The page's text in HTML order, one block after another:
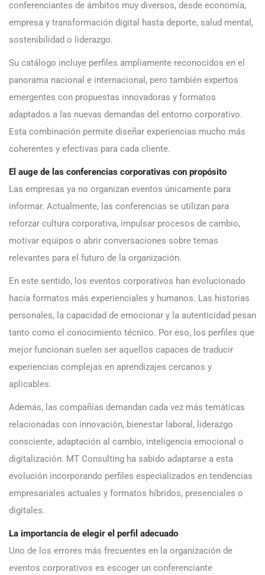
conferenciantes de ámbitos muy diversos, desde economía,
empresa y transformación digital hasta deporte, salud mental,
sostenibilidad o liderazgo.
Su catálogo incluye perfiles ampliamente reconocidos en el
panorama nacional e internacional, pero también expertos
emergentes con propuestas innovadoras y formatos
adaptados a las nuevas demandas del entorno corporativo.
Esta combinación permite diseñar experiencias mucho más
coherentes y efectivas para cada cliente.
El auge de las conferencias corporativas con propósito
Las empresas ya no organizan eventos únicamente para
informar. Actualmente, las conferencias se utilizan para
reforzar cultura corporativa, impulsar procesos de cambio,
motivar equipos o abrir conversaciones sobre temas
relevantes para el futuro de la organización.
En este sentido, los eventos corporativos han evolucionado
hacia formatos más experienciales y humanos. Las historias
personales, la capacidad de emocionar y la autenticidad pesan
tanto como el conocimiento técnico. Por eso, los perfiles que
mejor funcionan suelen ser aquellos capaces de traducir
experiencias complejas en aprendizajes cercanos y
aplicables.
Además, las compañías demandan cada vez más temáticas
relacionadas con innovación, bienestar laboral, liderazgo
consciente, adaptación al cambio, inteligencia emocional o
digitalización. MT Consulting ha sabido adaptarse a esta
evolución incorporando perfiles especializados en tendencias
empresariales actuales y formatos híbridos, presenciales o
digitales.
La importancia de elegir el perfil adecuado
Uno de los errores más frecuentes en la organización de
eventos corporativos es escoger un conferenciante